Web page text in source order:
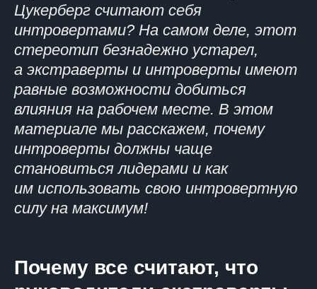
Цукерберг считают себя
интровертами? На самом деле, этот
стереотип безнадежно устарел,
а экстраверты и интроверты имеют
равные возможности добиться
влияния на рабочем месте. В этом
материале мы расскажем, почему
интроверты должны чаще
становиться лидерами и как
им использовать свою интровертную
силу на максимум!
Почему все считают, что